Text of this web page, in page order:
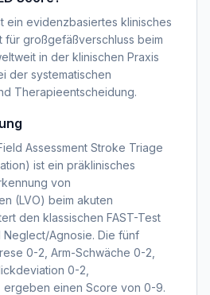
ein evidenzbasiertes klinisches
für großgefäßverschluss beim
in der klinischen Praxis
der systematischen
Therapieentscheidung.
Assessment Stroke Triage
ist ein präklinisches
von
(LVO) beim akuten
den klassischen FAST-Test
Neglect/Agnosie. Die fünf
0-2, Arm-Schwäche 0-2,
0-2,
einen Score von 0-9.